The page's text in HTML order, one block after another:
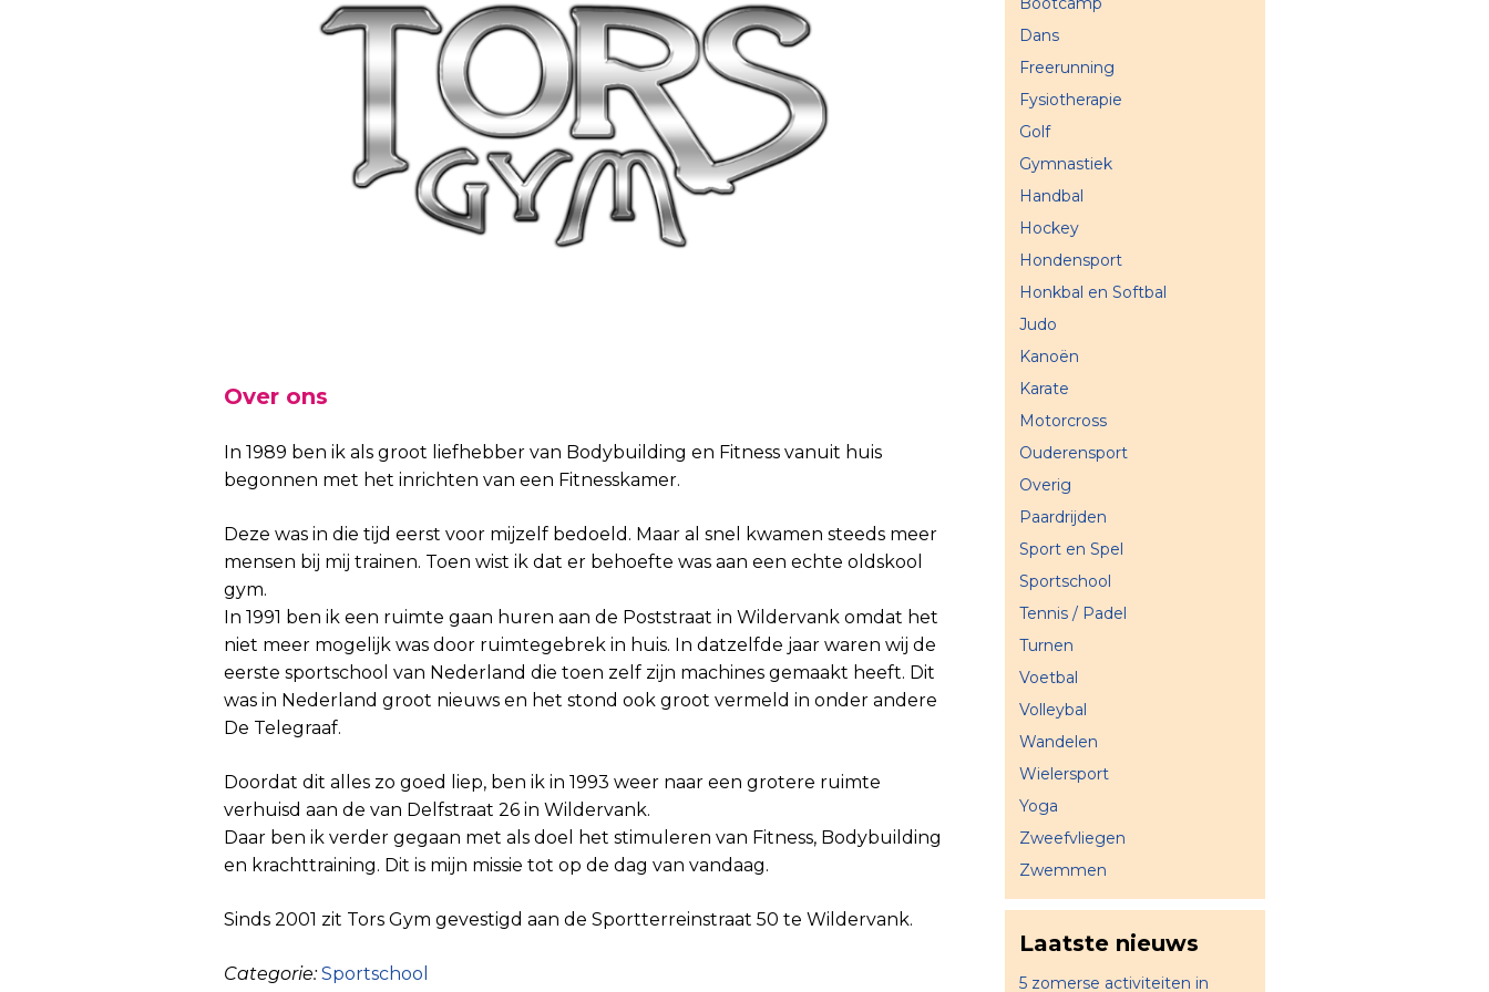
Over ons
In 1989 ben ik als groot liefhebber van Bodybuilding en Fitness vanuit huis
begonnen met het inrichten van een Fitnesskamer.
Deze was in die tijd eerst voor mijzelf bedoeld. Maar al snel kwamen steeds meer
mensen bij mij trainen. Toen wist ik dat er behoefte was aan een echte oldskool
gym.
In 1991 ben ik een ruimte gaan huren aan de Poststraat in Wildervank omdat het
niet meer mogelijk was door ruimtegebrek in huis. In datzelfde jaar waren wij de
eerste sportschool van Nederland die toen zelf zijn machines gemaakt heeft. Dit
was in Nederland groot nieuws en het stond ook groot vermeld in onder andere
De Telegraaf.
Doordat dit alles zo goed liep, ben ik in 1993 weer naar een grotere ruimte
verhuisd aan de van Delfstraat 26 in Wildervank.
Daar ben ik verder gegaan met als doel het stimuleren van Fitness, Bodybuilding
en krachttraining. Dit is mijn missie tot op de dag van vandaag.
Sinds 2001 zit Tors Gym gevestigd aan de Sportterreinstraat 50 te Wildervank.
Categorie: Sportschool
Dans
Freerunning
Fysiotherapie
Golf
Gymnastiek
Handbal
Hockey
Hondensport
Honkbal en Softbal
Judo
Kanoën
Karate
Motorcross
Ouderensport
Overig
Paardrijden
Sport en Spel
Sportschool
Tennis / Padel
Turnen
Voetbal
Volleybal
Wandelen
Wielersport
Yoga
Zweefvliegen
Zwemmen
Laatste nieuws
5 zomerse activiteiten in